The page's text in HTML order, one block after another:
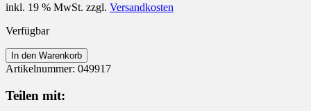
inkl. 19 % MwSt. zzgl. Versandkosten
Verfügbar
Creolen
925
Menge
In den Warenkorb
Artikelnummer: 049917
Teilen mit: